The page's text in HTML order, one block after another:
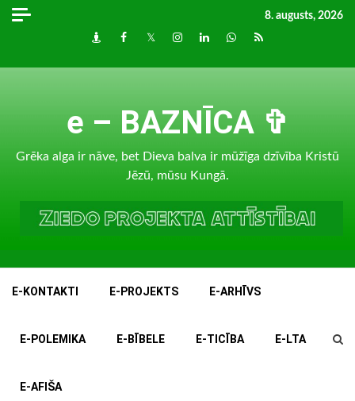
Skip
8. augusts, 2026
DraugiemFacebook
TwitterInstagram
LinkedInwhatsapp
RSS
e – BAZNĪCA ✞
Grēka alga ir nāve, bet Dieva balva ir mūžīga dzīvība Kristū
Jēzū, mūsu Kungā.
E-KONTAKTI E-PROJEKTS E-ARHĪVS
E-POLEMIKA E-BĪBELE E-TICĪBA E-LTA
E-AFIŠA